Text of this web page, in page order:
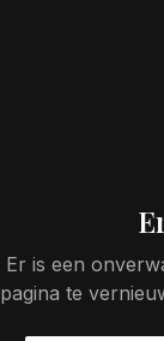
Er is een
pagina te